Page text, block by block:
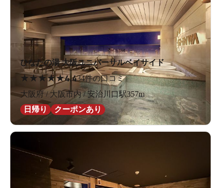
ひなたの湯 大阪ユニバーサルベイサイド
★★★★★4.434件の口コミ
大阪府 / 大阪市内 / 安治川口駅357m
日帰り
クーポンあり